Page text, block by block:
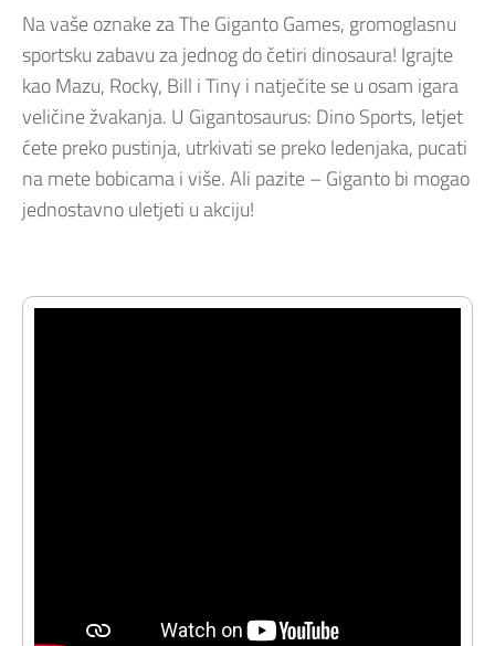
Na vaše oznake za The Giganto Games, gromoglasnu
sportsku zabavu za jednog do četiri dinosaura! Igrajte
kao Mazu, Rocky, Bill i Tiny i natječite se u osam igara
veličine žvakanja. U Gigantosaurus: Dino Sports, letjet
ćete preko pustinja, utrkivati se preko ledenjaka, pucati
na mete bobicama i više.Ali pazite – Giganto bi mogao
jednostavno uletjeti u akciju!